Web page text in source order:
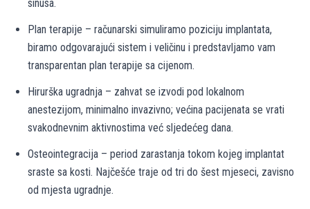
sinusa.
Plan terapije – računarski simuliramo poziciju implantata,
biramo odgovarajući sistem i veličinu i predstavljamo vam
transparentan plan terapije sa cijenom.
Hirurška ugradnja – zahvat se izvodi pod lokalnom
anestezijom, minimalno invazivno; većina pacijenata se vrati
svakodnevnim aktivnostima već sljedećeg dana.
Osteointegracija – period zarastanja tokom kojeg implantat
sraste sa kosti. Najčešće traje od tri do šest mjeseci, zavisno
od mjesta ugradnje.